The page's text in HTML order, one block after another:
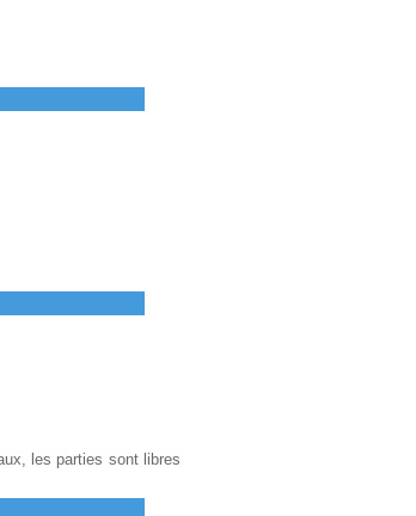
les parties sont libres